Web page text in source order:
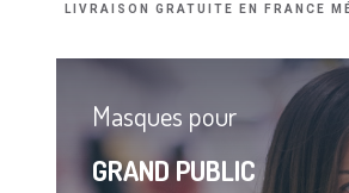
LIVRAISON GRATUITE EN FRANCE
Masques pour
GRAND PUBLIC